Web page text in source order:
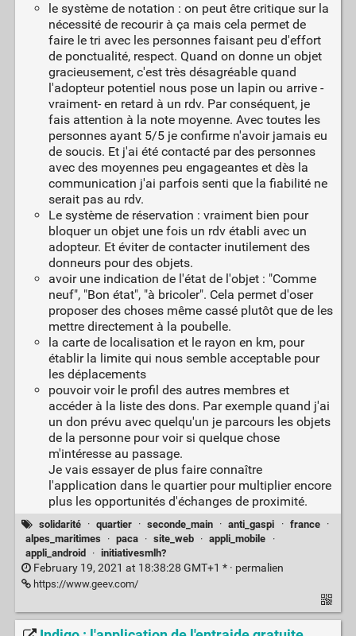
le système de notation : on peut être critique sur la
nécessité de recourir à ça mais cela permet de
faire le tri avec les personnes faisant peu d'effort
de ponctualité, respect. Quand on donne un objet
gracieusement, c'est très désagréable quand
l'adopteur potentiel nous pose un lapin ou arrive -
vraiment- en retard à un rdv. Par conséquent, je
fais attention à la note moyenne. Avec toutes les
personnes ayant 5/5 je confirme n'avoir jamais eu
de soucis. Et j'ai été contacté par des personnes
avec des moyennes peu engageantes et dès la
communication j'ai parfois senti que la fiabilité ne
serait pas au rdv.
Le système de réservation : vraiment bien pour
bloquer un objet une fois un rdv établi avec un
adopteur. Et éviter de contacter inutilement des
donneurs pour des objets.
avoir une indication de l'état de l'objet : "Comme
neuf", "Bon état", "à bricoler". Cela permet d'oser
proposer des choses même cassé plutôt que de les
mettre directement à la poubelle.
la carte de localisation et le rayon en km, pour
établir la limite qui nous semble acceptable pour
les déplacements
pouvoir voir le profil des autres membres et
accéder à la liste des dons. Par exemple quand j'ai
un don prévu avec quelqu'un je parcours les objets
de la personne pour voir si quelque chose
m'intéresse au passage.
Je vais essayer de plus faire connaître
l'application dans le quartier pour multiplier encore
plus les opportunités d'échanges de proximité.
solidarité · quartier · seconde_main · anti_gaspi · france
·
alpes_maritimes
· paca · site_web · appli_mobile
·
appli_android
· initiativesmlh?
February 19, 2021 at 18:38:28 GMT+1 * · permalien
https://www.geev.com/